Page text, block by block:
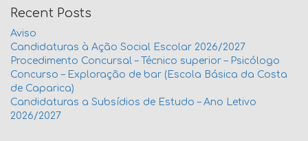
Recent Posts
Aviso
Candidaturas à Ação Social Escolar 2026/2027
Procedimento Concursal – Técnico superior – Psicólogo
Concurso – Exploração de bar (Escola Básica da Costa
de Caparica)
Candidaturas a Subsídios de Estudo – Ano Letivo
2026/2027